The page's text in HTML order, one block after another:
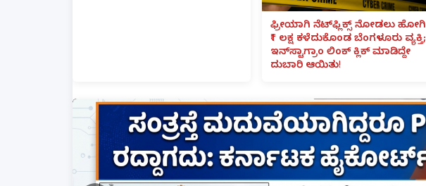
ಫ್ರೀಯಾಗಿ ನೆಟ್‌ಫ್ಲಿಕ್ಸ್ ನೋಡಲು ಹೋಗಿ
₹1 ಲಕ್ಷ ಕಳೆದುಕೊಂಡ ಬೆಂಗಳೂರು ವ್ಯಕ್ತಿ;
ಇನ್‌ಸ್ಟಾಗ್ರಾಂ ಲಿಂಕ್ ಕ್ಲಿಕ್ ಮಾಡಿದ್ದೇ
ದುಬಾರಿ ಆಯಿತು!